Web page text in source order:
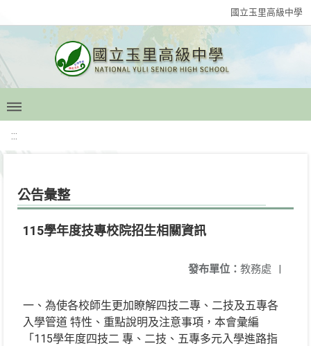
國立玉里高級中學
:::
公告彙整
115學年度技專校院招生相關資訊
發布單位： 教務處 |
一、為使各校師生更加瞭解四技二專、二技及五專各
入學管道 特性、重點說明及注意事項，本會彙編
「115學年度四技二 專、二技、五專多元入學進路指